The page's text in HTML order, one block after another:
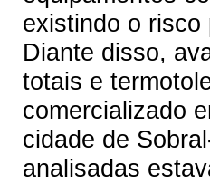
existindo o
Diante disso,
totais e
comercializado
cidade de
analisadas